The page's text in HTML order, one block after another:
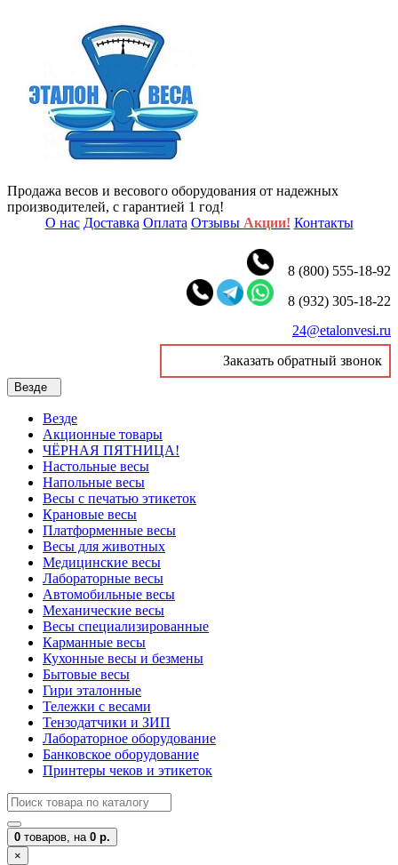
Продажа весов и весового оборудования от надежных
производителей, с гарантией 1 год!
О нас Доставка Оплата Отзывы Акции! Контакты
8 (800) 555-18-92
8 (932) 305-18-22
24@etalonvesi.ru
Заказать обратный звонок
Везде
Везде
Акционные товары
ЧЁРНАЯ ПЯТНИЦА!
Настольные весы
Напольные весы
Весы с печатью этикеток
Крановые весы
Платформенные весы
Весы для животных
Медицинские весы
Лабораторные весы
Автомобильные весы
Механические весы
Весы специализированные
Карманные весы
Кухонные весы и безмены
Бытовые весы
Гири эталонные
Тележки с весами
Тензодатчики и ЗИП
Лабораторное оборудование
Банковское оборудование
Принтеры чеков и этикеток
0 товаров, на 0 р.
×